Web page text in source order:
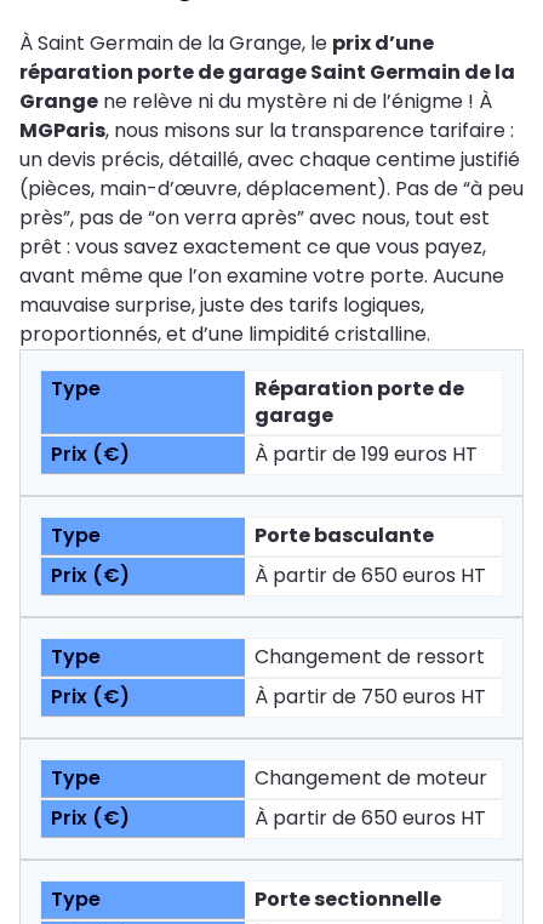
À Saint Germain de la Grange, le prix d’une
réparation porte de garage Saint Germain de la
Grange ne relève ni du mystère ni de l’énigme ! À
MGParis, nous misons sur la transparence tarifaire :
un devis précis, détaillé, avec chaque centime justifié
(pièces, main-d’œuvre, déplacement). Pas de “à peu
près”, pas de “on verra après” avec nous, tout est
prêt : vous savez exactement ce que vous payez,
avant même que l’on examine votre porte. Aucune
mauvaise surprise, juste des tarifs logiques,
proportionnés, et d’une limpidité cristalline.
Réparation porte de
garage
À partir de 199 euros HT
Porte basculante
À partir de 650 euros HT
Changement de ressort
À partir de 750 euros HT
Changement de moteur
À partir de 650 euros HT
Porte sectionnelle